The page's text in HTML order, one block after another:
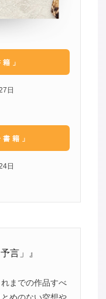
籍」
日
書籍」
日
言」』
までの作品すべ